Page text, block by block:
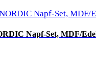
Napf-Set, MDF/